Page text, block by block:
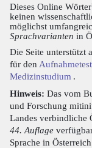
Dieses Online
keinen
möglichst
Sprachvarianten in
Die Seite unterstützt
für den
Medizinstudium .
Hinweis: Das vom
und Forschung
Landes verbindliche
44. Auflage
Sprache in